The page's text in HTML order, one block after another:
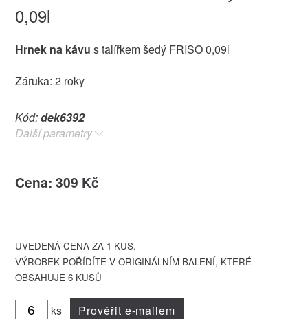
0,09l
Hrnek na kávu s talířkem šedý FRISO 0,09l
Záruka: 2 roky
Kód:dek6392
Další parametry
Cena: 309 Kč
UVEDENÁ CENA ZA 1 KUS.
VÝROBEK POŘÍDÍTE V ORIGINÁLNÍM BALENÍ, KTERÉ
OBSAHUJE 6 KUSŮ
ks Prověřit e-mailem